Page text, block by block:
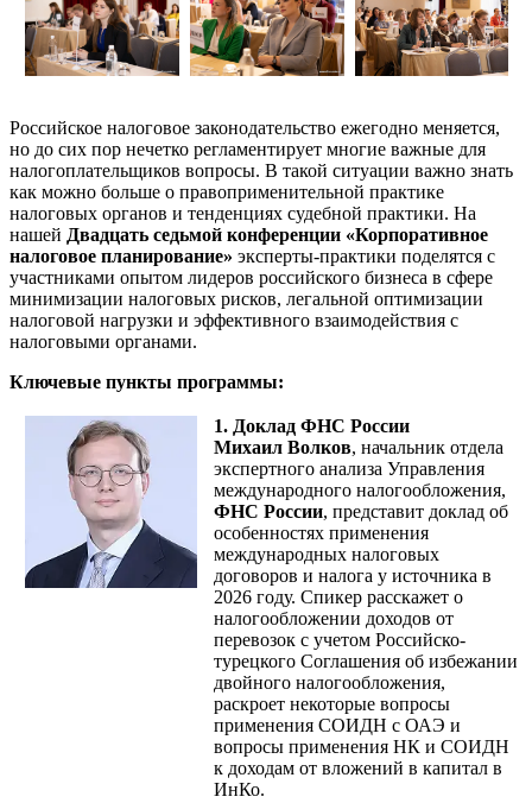
Российское налоговое законодательство ежегодно меняется,
но до сих пор нечетко регламентирует многие важные для
налогоплательщиков вопросы. В такой ситуации важно знать
как можно больше о правоприменительной практике
налоговых органов и тенденциях судебной практики. На
нашей Двадцать седьмой конференции «Корпоративное
налоговое планирование» эксперты-практики поделятся с
участниками опытом лидеров российского бизнеса в сфере
минимизации налоговых рисков, легальной оптимизации
налоговой нагрузки и эффективного взаимодействия с
налоговыми органами.
Ключевые пункты программы:
1. Доклад ФНС России
Михаил Волков, начальник отдела
экспертного анализа Управления
международного налогообложения,
ФНС России, представит доклад об
особенностях применения
международных налоговых
договоров и налога у источника в
2026 году. Спикер расскажет о
налогообложении доходов от
перевозок с учетом Российско-
турецкого Соглашения об избежании
двойного налогообложения,
раскроет некоторые вопросы
применения СОИДН с ОАЭ и
вопросы применения НК и СОИДН
к доходам от вложений в капитал в
ИнКо.